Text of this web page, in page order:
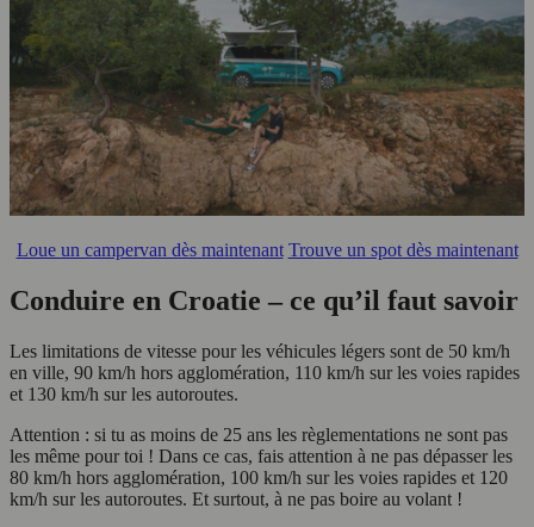
Loue un campervan dès maintenant Trouve un spot dès maintenant
Conduire en Croatie – ce qu’il faut savoir
Les limitations de vitesse pour les véhicules légers sont de 50 km/h
en ville, 90 km/h hors agglomération, 110 km/h sur les voies rapides
et 130 km/h sur les autoroutes.
Attention : si tu as moins de 25 ans les règlementations ne sont pas
les même pour toi ! Dans ce cas, fais attention à ne pas dépasser les
80 km/h hors agglomération, 100 km/h sur les voies rapides et 120
km/h sur les autoroutes. Et surtout, à ne pas boire au volant !